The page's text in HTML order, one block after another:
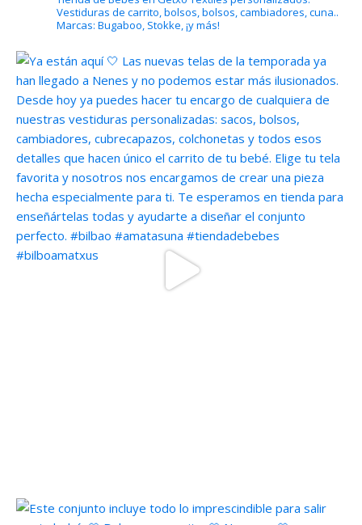
Vestiduras de carrito, bolsos, bolsos, cambiadores, cuna..
Marcas: Bugaboo, Stokke, ¡y más!